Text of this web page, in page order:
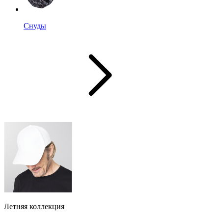
Снуды
Летняя коллекция